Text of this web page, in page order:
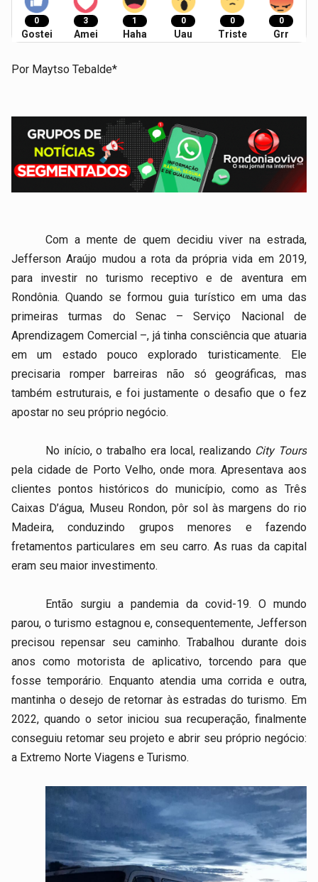
0
Gostei
3
Amei
1
Haha
0
Uau
0
Triste
0
Grr
Por Maytso Tebalde*
Com a mente de quem decidiu viver na estrada,
Jefferson Araújo mudou a rota da própria vida em 2019,
para investir no turismo receptivo e de aventura em
Rondônia. Quando se formou guia turístico em uma das
primeiras turmas do Senac – Serviço Nacional de
Aprendizagem Comercial –, já tinha consciência que atuaria
em um estado pouco explorado turisticamente. Ele
precisaria romper barreiras não só geográficas, mas
também estruturais, e foi justamente o desafio que o fez
apostar no seu próprio negócio.
No início, o trabalho era local, realizando City Tours
pela cidade de Porto Velho, onde mora. Apresentava aos
clientes pontos históricos do município, como as Três
Caixas D’água, Museu Rondon, pôr sol às margens do rio
Madeira, conduzindo grupos menores e fazendo
fretamentos particulares em seu carro. As ruas da capital
eram seu maior investimento.
Então surgiu a pandemia da covid-19. O mundo
parou, o turismo estagnou e, consequentemente, Jefferson
precisou repensar seu caminho. Trabalhou durante dois
anos como motorista de aplicativo, torcendo para que
fosse temporário. Enquanto atendia uma corrida e outra,
mantinha o desejo de retornar às estradas do turismo. Em
2022, quando o setor iniciou sua recuperação, finalmente
conseguiu retomar seu projeto e abrir seu próprio negócio:
a Extremo Norte Viagens e Turismo.